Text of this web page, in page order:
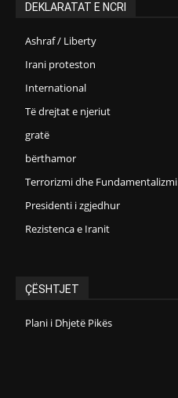
DEKLARATAT E NCRI
Ashraf / Liberty
Irani proteston
International
Të drejtat e njeriut
gratë
bërthamor
Terrorizmi dhe Fundamentalizmi
Presidenti i zgjedhur
Rezistenca e Iranit
ÇËSHTJET
Plani i Dhjetë Pikës